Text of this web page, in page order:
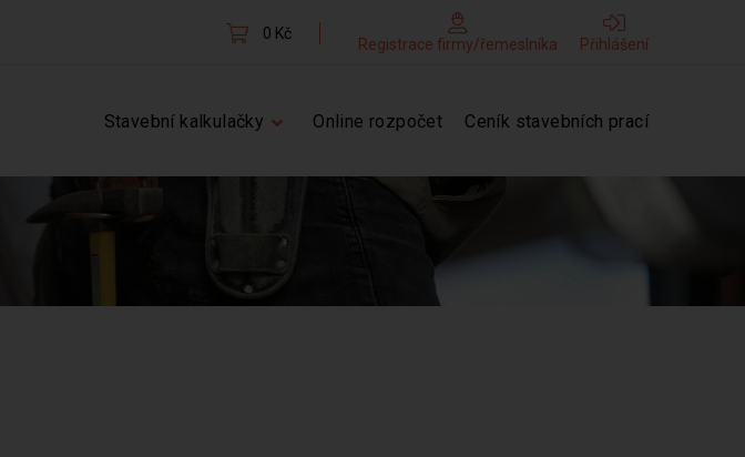
0 Kč
Registrace firmy/řemeslníka Přihlášení
Stavební kalkulačky Online rozpočet Ceník stavebních prací